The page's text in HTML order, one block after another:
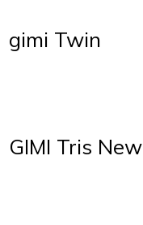
gimi Twin
GIMI Tris New